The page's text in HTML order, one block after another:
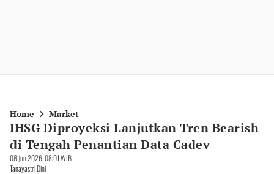
Home Market
IHSG Diproyeksi Lanjutkan Tren Bearish
di Tengah Penantian Data Cadev
08 Jun 2026, 08:01 WIB
Tanayastri Dini